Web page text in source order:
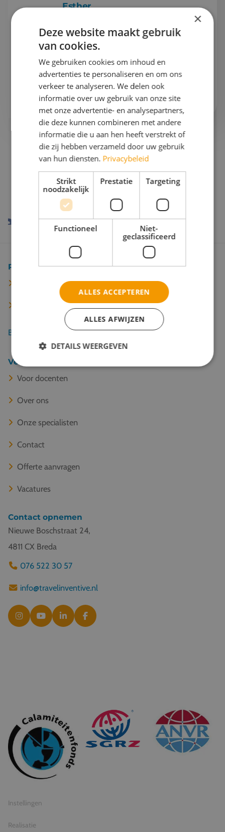
Esther
Gaan we samen aan de slag?
Bel mij op076 522 30 57
Of stuur mijeen e-mail
Onze reispartners
Populaire bestemmingen
Bekijk alle 67 bestemmingen
Veel gelezen
Voor docenten
Over ons
Onze specialisten
Contact
Offerte aanvragen
Vacatures
Contact opnemen
Nieuwe Boschstraat 24,
4811 CX Breda
076 522 30 57
info@travelinventive.nl
© 2026 Travel Inventive
Algemene voorwaarden
Privacy statement
Instellingen
Realisatie
×
Deze website maakt gebruik
van cookies.
We gebruiken cookies om inhoud en
advertenties te personaliseren en om ons
verkeer te analyseren. We delen ook
informatie over uw gebruik van onze site
met onze advertentie- en analysepartners,
die deze kunnen combineren met andere
informatie die u aan hen heeft verstrekt of
die zij hebben verzameld door uw gebruik
van hun diensten. Privacybeleid
Strikt
noodzakelijk
Prestatie Targeting
Functioneel
Niet-
geclassificeerd
ALLES ACCEPTEREN
ALLES AFWIJZEN
DETAILS WEERGEVEN